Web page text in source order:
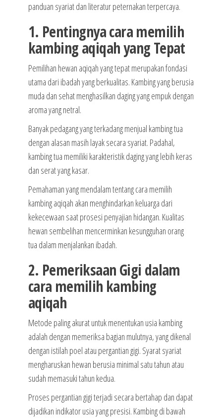
panduan syariat dan literatur peternakan terpercaya.
1. Pentingnya cara memilih
kambing aqiqah yang Tepat
Pemilihan hewan aqiqah yang tepat merupakan fondasi
utama dari ibadah yang berkualitas. Kambing yang berusia
muda dan sehat menghasilkan daging yang empuk dengan
aroma yang netral.
Banyak pedagang yang terkadang menjual kambing tua
dengan alasan masih layak secara syariat. Padahal,
kambing tua memiliki karakteristik daging yang lebih keras
dan serat yang kasar.
Pemahaman yang mendalam tentang cara memilih
kambing aqiqah akan menghindarkan keluarga dari
kekecewaan saat prosesi penyajian hidangan. Kualitas
hewan sembelihan mencerminkan kesungguhan orang
tua dalam menjalankan ibadah.
2. Pemeriksaan Gigi dalam
cara memilih kambing
aqiqah
Metode paling akurat untuk menentukan usia kambing
adalah dengan memeriksa bagian mulutnya, yang dikenal
dengan istilah poel atau pergantian gigi. Syarat syariat
mengharuskan hewan berusia minimal satu tahun atau
sudah memasuki tahun kedua.
Proses pergantian gigi terjadi secara bertahap dan dapat
dijadikan indikator usia yang presisi. Kambing di bawah